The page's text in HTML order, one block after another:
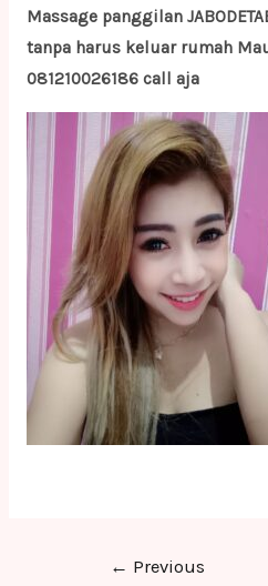
Massage panggilan
tanpa harus keluar rumah
081210026186 call aja
← Previous